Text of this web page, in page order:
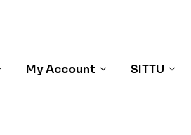
My Account SITTU